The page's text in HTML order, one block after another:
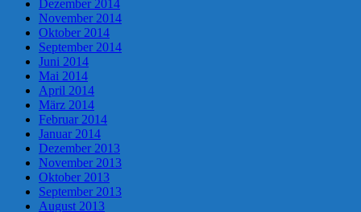
Dezember 2014
November 2014
Oktober 2014
September 2014
Juni 2014
Mai 2014
April 2014
März 2014
Februar 2014
Januar 2014
Dezember 2013
November 2013
Oktober 2013
September 2013
August 2013